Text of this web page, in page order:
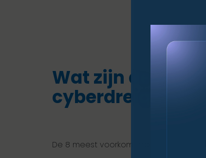
Wat zijn de
De 8 meest voorkomende soorten